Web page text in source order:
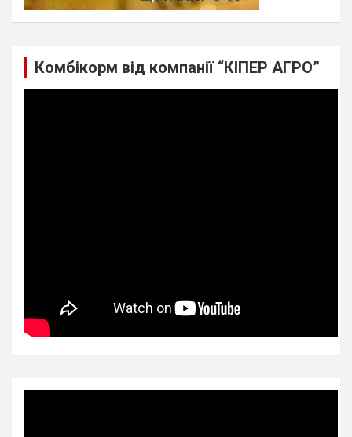
Комбікорм від компанії “КІПЕР АГРО”